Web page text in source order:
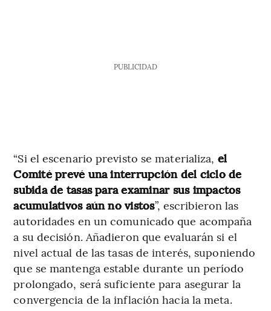
PUBLICIDAD
“Si el escenario previsto se materializa, el
Comité prevé una interrupción del ciclo de
subida de tasas para examinar sus impactos
acumulativos aún no vistos”, escribieron las
autoridades en un comunicado que acompaña
a su decisión. Añadieron que evaluarán si el
nivel actual de las tasas de interés, suponiendo
que se mantenga estable durante un período
prolongado, será suficiente para asegurar la
convergencia de la inflación hacia la meta.